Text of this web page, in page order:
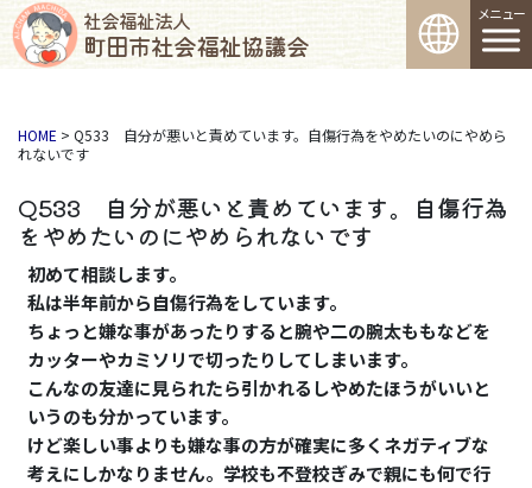
社会福祉法人
町田市社会福祉協議会
コンテンツへスキップ
メインナビゲーション
HOME > Q533 自分が悪いと責めています。自傷行為をやめたいのにやめら
れないです
Q533 自分が悪いと責めています。自傷行為
をやめたいのにやめられないです
初めて相談します。
私は半年前から自傷行為をしています。
ちょっと嫌な事があったりすると腕や二の腕太ももなどを
カッターやカミソリで切ったりしてしまいます。
こんなの友達に見られたら引かれるしやめたほうがいいと
いうのも分かっています。
けど楽しい事よりも嫌な事の方が確実に多くネガティブな
考えにしかなりません。学校も不登校ぎみで親にも何で行